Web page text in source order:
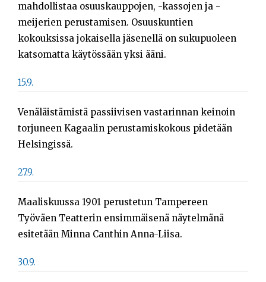
mahdollistaa osuuskauppojen, -kassojen ja -
meijerien perustamisen. Osuuskuntien
kokouksissa jokaisella jäsenellä on sukupuoleen
katsomatta käytössään yksi ääni.
15.9.
Venäläistämistä passiivisen vastarinnan keinoin
torjuneen Kagaalin perustamiskokous pidetään
Helsingissä.
27.9.
Maaliskuussa 1901 perustetun Tampereen
Työväen Teatterin ensimmäisenä näytelmänä
esitetään Minna Canthin Anna-Liisa.
30.9.